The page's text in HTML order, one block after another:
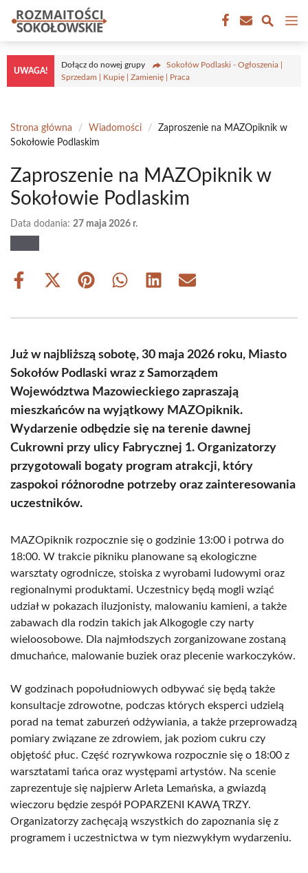
Przejdź
treści
UWAGA!
Dołącz do nowej grupy
Sokołów Podlaski - Ogłoszenia |
Sprzedam | Kupię | Zamienię | Praca
Strona główna / Wiadomości /
Zaproszenie na MAZOpiknik w
Sokołowie Podlaskim
Zaproszenie na MAZOpiknik w
Sokołowie Podlaskim
Data dodania: 27 maja 2026 r.
Share
Share
(Twitter)
Share Share Share Share
Już w najbliższą sobotę, 30 maja 2026 roku, Miasto
Sokołów Podlaski wraz z Samorządem
Województwa Mazowieckiego zapraszają
mieszkańców na wyjątkowy MAZOpiknik.
Wydarzenie odbędzie się na terenie dawnej
Cukrowni przy ulicy Fabrycznej 1. Organizatorzy
przygotowali bogaty program atrakcji, który
zaspokoi różnorodne potrzeby oraz zainteresowania
uczestników.
MAZOpiknik rozpocznie się o godzinie 13:00 i potrwa do
18:00. W trakcie pikniku planowane są ekologiczne
warsztaty ogrodnicze, stoiska z wyrobami ludowymi oraz
regionalnymi produktami. Uczestnicy będą mogli wziąć
udział w pokazach iluzjonisty, malowaniu kamieni, a także
zabawach dla rodzin takich jak Alkogogle czy narty
wieloosobowe. Dla najmłodszych zorganizowane zostaną
dmuchańce, malowanie buziek oraz plecenie warkoczyków.
W godzinach popołudniowych odbywać się będą także
konsultacje zdrowotne, podczas których eksperci udzielą
porad na temat zaburzeń odżywiania, a także przeprowadzą
pomiary związane ze zdrowiem, jak poziom cukru czy
objętość płuc. Część rozrywkowa rozpocznie się o 18:00 z
warsztatami tańca oraz występami artystów. Na scenie
zaprezentuje się najpierw Arleta Lemańska, a gwiazdą
wieczoru będzie zespół POPARZENI KAWĄ TRZY.
Organizatorzy zachęcają wszystkich do zapoznania się z
programem i uczestnictwa w tym niezwykłym wydarzeniu.